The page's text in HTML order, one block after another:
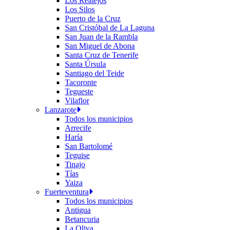
Los Silos
Puerto de la Cruz
San Cristóbal de La Laguna
San Juan de la Rambla
San Miguel de Abona
Santa Cruz de Tenerife
Santa Úrsula
Santiago del Teide
Tacoronte
Tegueste
Vilaflor
Lanzarote
Todos los municipios
Arrecife
Haría
San Bartolomé
Teguise
Tinajo
Tías
Yaiza
Fuerteventura
Todos los municipios
Antigua
Betancuria
La Oliva